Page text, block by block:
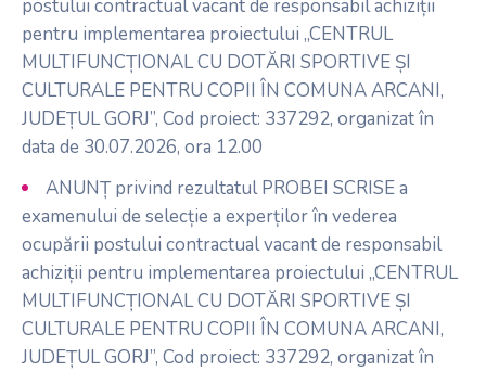
postului contractual vacant de responsabil achiziții
pentru implementarea proiectului „CENTRUL
MULTIFUNCȚIONAL CU DOTĂRI SPORTIVE ȘI
CULTURALE PENTRU COPII ÎN COMUNA ARCANI,
JUDEȚUL GORJ”, Cod proiect: 337292, organizat în
data de 30.07.2026, ora 12.00
ANUNȚ privind rezultatul PROBEI SCRISE a
examenului de selecție a experților în vederea
ocupării postului contractual vacant de responsabil
achiziții pentru implementarea proiectului „CENTRUL
MULTIFUNCȚIONAL CU DOTĂRI SPORTIVE ȘI
CULTURALE PENTRU COPII ÎN COMUNA ARCANI,
JUDEȚUL GORJ”, Cod proiect: 337292, organizat în